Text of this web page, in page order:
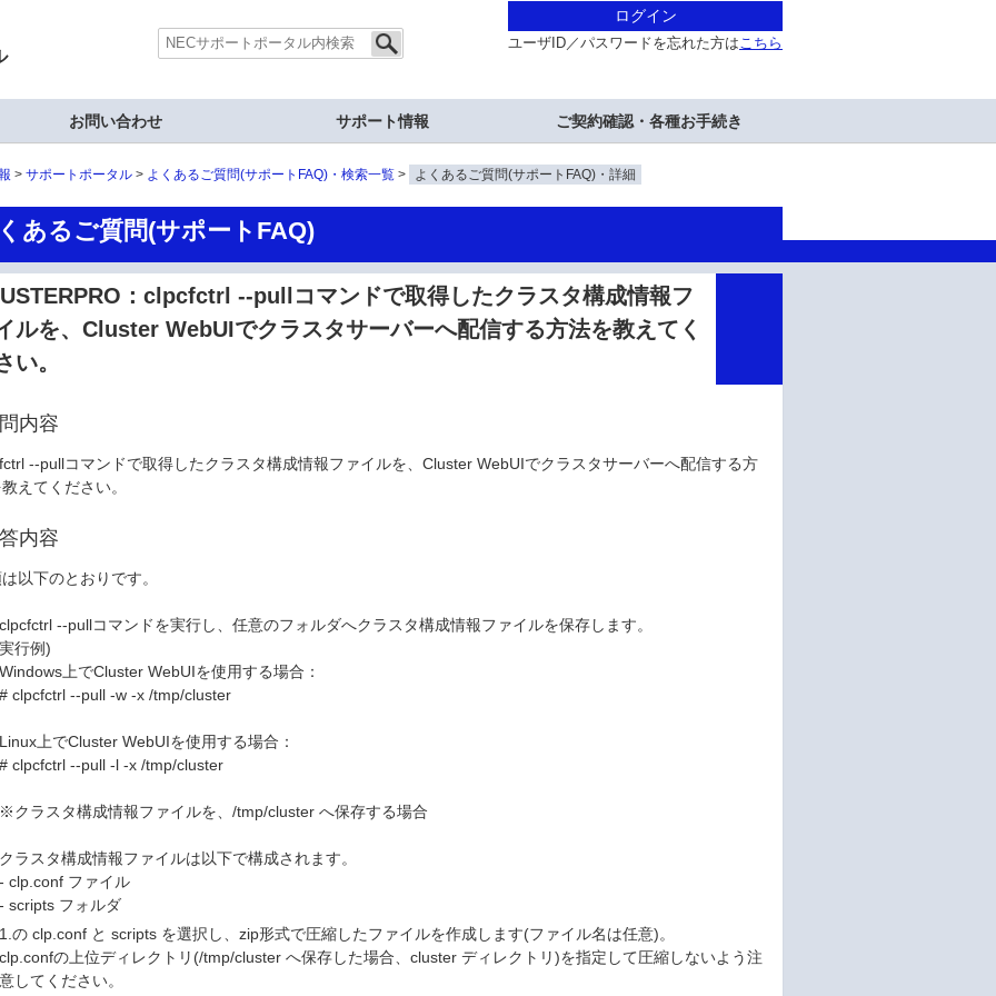
ログイン
ユーザID／パスワードを忘れた方はこちら
お問い合わせ サポート情報 ご契約確認・各種お手続き
サポートポータル よくあるご質問(サポートFAQ)・検索一覧 よくあるご質問(サポートFAQ)・詳細
あるご質問(サポートFAQ)
：clpcfctrl --pullコマンドで取得したクラスタ構成情報フ
ルを、Cluster WebUIでクラスタサーバーへ配信する方法を教えてく
い。
内容
--pullコマンドで取得したクラスタ構成情報ファイルを、Cluster WebUIでクラスタサーバーへ配信する方
えてください。
内容
以下のとおりです。
clpcfctrl --pullコマンドを実行し、任意のフォルダへクラスタ構成情報ファイルを保存します。
実行例)
Windows上でCluster WebUIを使用する場合：
# clpcfctrl --pull -w -x /tmp/cluster
Linux上でCluster WebUIを使用する場合：
# clpcfctrl --pull -l -x /tmp/cluster
※クラスタ構成情報ファイルを、/tmp/cluster へ保存する場合
クラスタ構成情報ファイルは以下で構成されます。
- clp.conf ファイル
- scripts フォルダ
1.の clp.conf と scripts を選択し、zip形式で圧縮したファイルを作成します(ファイル名は任意)。
clp.confの上位ディレクトリ(/tmp/cluster へ保存した場合、cluster ディレクトリ)を指定して圧縮しないよう注
意してください。